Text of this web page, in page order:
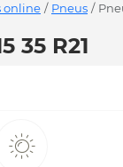
online / Pneus /
35 R21